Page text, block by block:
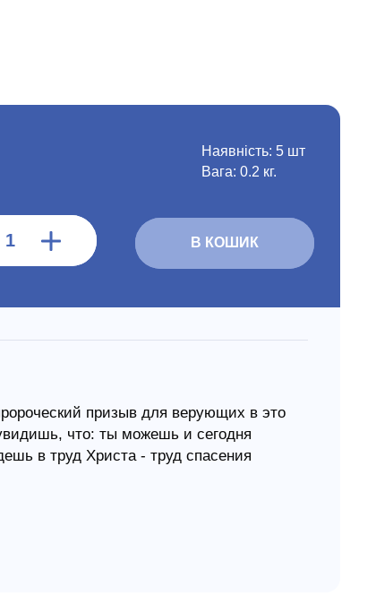
Наявність: 5 шт
Вага: 0.2 кг.
В КОШИК
призыв для верующих в это
что: ты можешь и сегодня
в труд Христа - труд спасения